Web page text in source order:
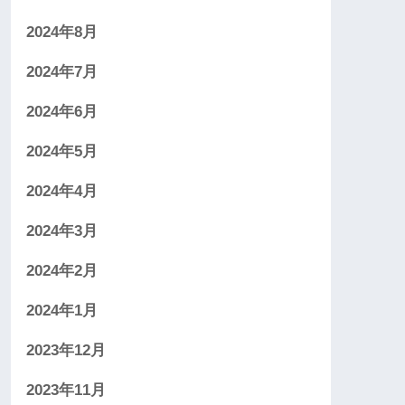
2024年8月
2024年7月
2024年6月
2024年5月
2024年4月
2024年3月
2024年2月
2024年1月
2023年12月
2023年11月